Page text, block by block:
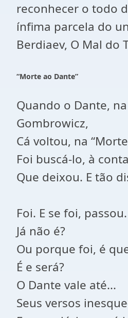
reconhecer o todo
ínfima parcela do
Berdiaev, O Mal do
“Morte ao Dante”
Quando o Dante,
Gombrowicz,
Cá voltou, na
Foi buscá-lo, à
Que deixou. E tão
Foi. E se foi, passou.
Já não é?
Ou porque foi, é
É e será?
O Dante vale até...
Seus versos